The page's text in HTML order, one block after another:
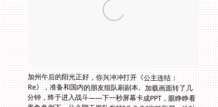
加州午后的阳光正好，你兴冲冲打开《公主连结：
Re》，准备和国内的朋友组队刷副本。加载画面转了几
分钟，终于进入战斗——下一秒屏幕卡成PPT，眼睁睁看
着角色倒下，公会聊天里队友的“？？？”疯狂刷屏。这种
糟心的体验，在洛杉矶求学的小杨已经经历了太多次。距
离产生的不仅仅是美，还有动辄300ms+的延迟和疯狂跳
红的网络信号。无论是《公主连结：Re》这样需要实时
协作的RPG，还是《漫威超级战争》这类分秒必争的
MOBA，亦或是《鸣潮》这类需要流畅体验的开放世界，
物理距离带来的数据传输瓶颈都在疯狂破坏游戏体验。难
道海外玩家注定要与国服新活动、国内好友绝缘？当然
不！今天就来聊聊冲破地域限制的关键钥匙——如何为你